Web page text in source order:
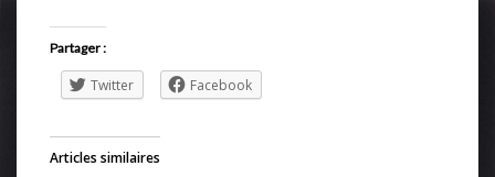
Partager :
Twitter Facebook
Articles similaires